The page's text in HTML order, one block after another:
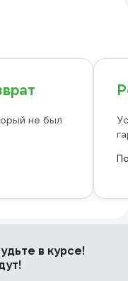
не был
в курсе!